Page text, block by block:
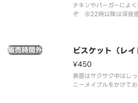
チキンやバーガーによ
ぞ ※22時以降は深夜価
ビスケット（レイ
販売時間外
¥450
表面はサクサク中はし
ニーメイプルをかけて